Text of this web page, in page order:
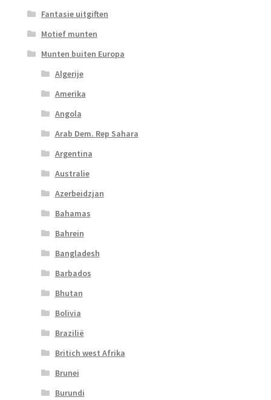
Fantasie uitgiften
Motief munten
Munten buiten Europa
Algerije
Amerika
Angola
Arab Dem. Rep Sahara
Argentina
Australie
Azerbeidzjan
Bahamas
Bahrein
Bangladesh
Barbados
Bhutan
Bolivia
Brazilië
Britich west Afrika
Brunei
Burundi